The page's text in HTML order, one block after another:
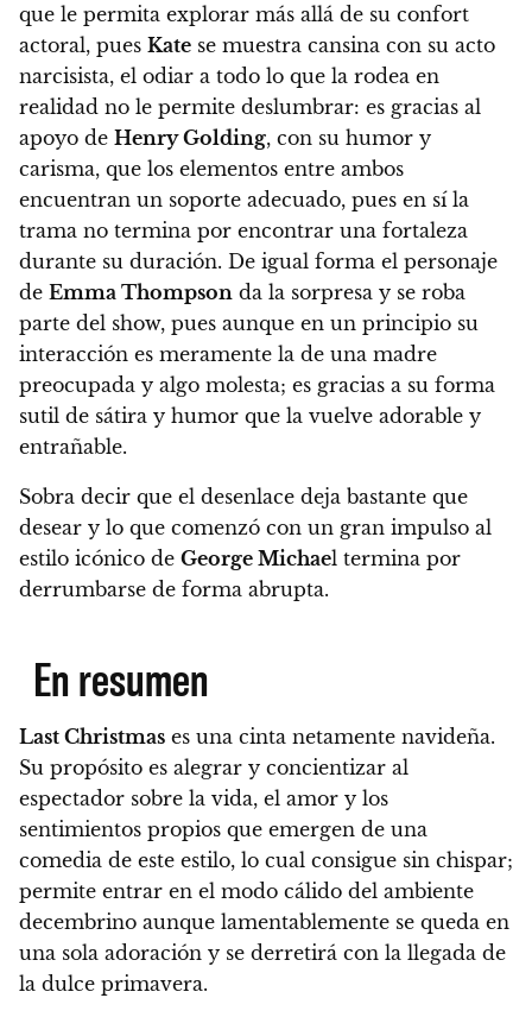
que le permita explorar más allá de su confort
actoral, pues Kate se muestra cansina con su acto
narcisista, el odiar a todo lo que la rodea en
realidad no le permite deslumbrar: es gracias al
apoyo de Henry Golding, con su humor y
carisma, que los elementos entre ambos
encuentran un soporte adecuado, pues en sí la
trama no termina por encontrar una fortaleza
durante su duración. De igual forma el personaje
de Emma Thompson da la sorpresa y se roba
parte del show, pues aunque en un principio su
interacción es meramente la de una madre
preocupada y algo molesta; es gracias a su forma
sutil de sátira y humor que la vuelve adorable y
entrañable.
Sobra decir que el desenlace deja bastante que
desear y lo que comenzó con un gran impulso al
estilo icónico de George Michael termina por
derrumbarse de forma abrupta.
En resumen
Last Christmas es una cinta netamente navideña.
Su propósito es alegrar y concientizar al
espectador sobre la vida, el amor y los
sentimientos propios que emergen de una
comedia de este estilo, lo cual consigue sin chispar;
permite entrar en el modo cálido del ambiente
decembrino aunque lamentablemente se queda en
una sola adoración y se derretirá con la llegada de
la dulce primavera.